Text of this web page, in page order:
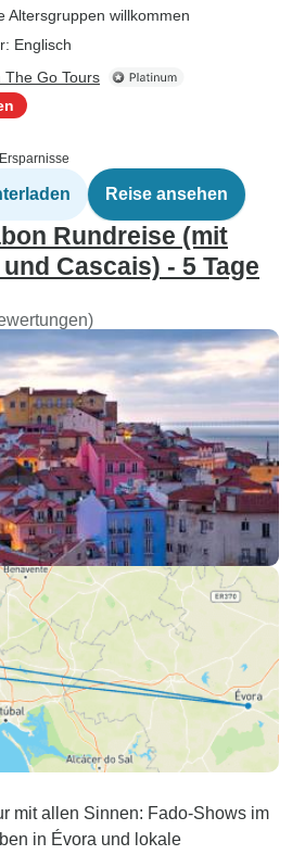
Altersgruppen willkommen
Englisch
The Go Tours
Reise ansehen
Rundreise (mit
Cascais) - 5 Tage
mit allen Sinnen: Fado-Shows im
in Évora und lokale